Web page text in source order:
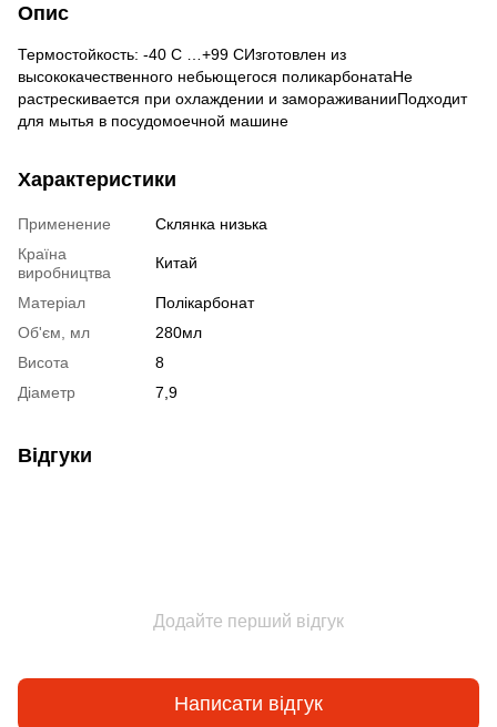
Опис
Термостойкость: -40 С …+99 СИзготовлен из
высококачественного небьющегося поликарбонатаНе
растрескивается при охлаждении и замораживанииПодходит
для мытья в посудомоечной машине
Характеристики
Применение
Склянка низька
Країна
виробництва
Китай
Матеріал
Полікарбонат
Об'єм, мл
280мл
Висота
8
Діаметр
7,9
Відгуки
Додайте перший відгук
Написати відгук